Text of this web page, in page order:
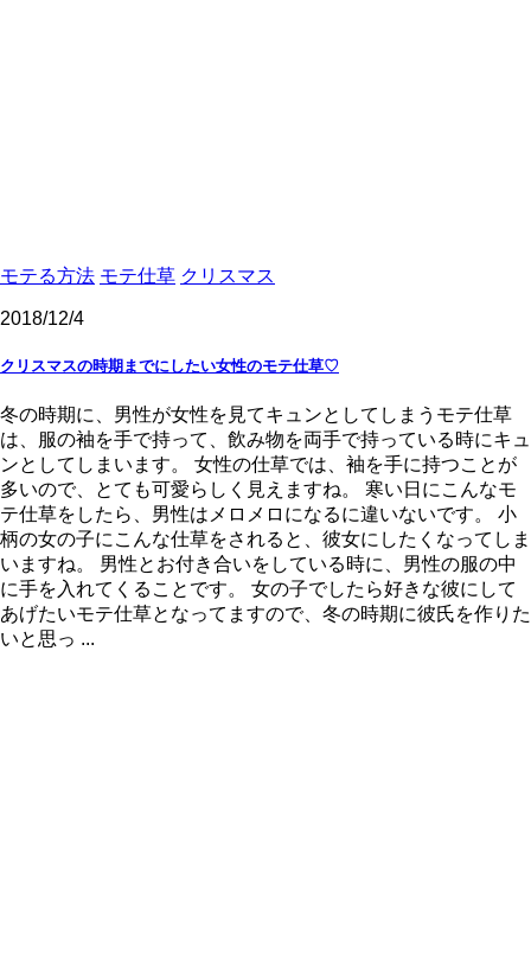
モテる方法 モテ仕草 クリスマス
2018/12/4
クリスマスの時期までにしたい女性のモテ仕草♡
冬の時期に、男性が女性を見てキュンとしてしまうモテ仕草
は、服の袖を手で持って、飲み物を両手で持っている時にキュ
ンとしてしまいます。 女性の仕草では、袖を手に持つことが
多いので、とても可愛らしく見えますね。 寒い日にこんなモ
テ仕草をしたら、男性はメロメロになるに違いないです。 小
柄の女の子にこんな仕草をされると、彼女にしたくなってしま
いますね。 男性とお付き合いをしている時に、男性の服の中
に手を入れてくることです。 女の子でしたら好きな彼にして
あげたいモテ仕草となってますので、冬の時期に彼氏を作りた
いと思っ ...